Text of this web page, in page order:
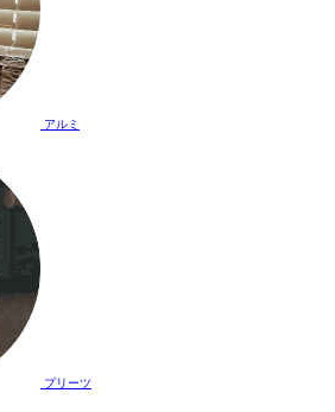
アルミ
プリーツ